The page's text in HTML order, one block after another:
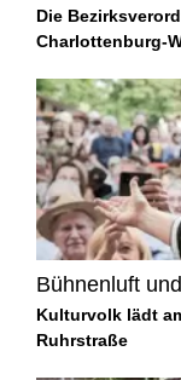
Die
Charlottenburg-
Bühnenluft
Kulturvolk lädt
Ruhrstraße